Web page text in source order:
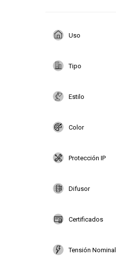
Uso
Tipo
Estilo
Color
Protección IP
Difusor
Certificados
Tensión Nominal